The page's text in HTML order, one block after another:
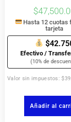
$
Hasta 12 cuotas
tarjeta
Efectivo /
(10% de
Valor sin impuestos:
Añadir al